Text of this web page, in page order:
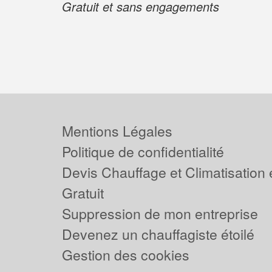
Gratuit et sans engagements
Mentions Légales
Politique de confidentialité
Devis Chauffage et Climatisation
Gratuit
Suppression de mon entreprise
Devenez un chauffagiste étoilé
Gestion des cookies